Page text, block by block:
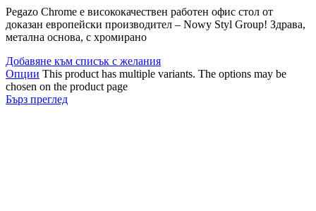
Pegazo Chrome е висококачествен работен офис стол от
доказан европейски производител – Nowy Styl Group! Здрава,
метална основа, с хромирано
Добавяне към списък с желания
Опции This product has multiple variants. The options may be
chosen on the product page
Бърз преглед